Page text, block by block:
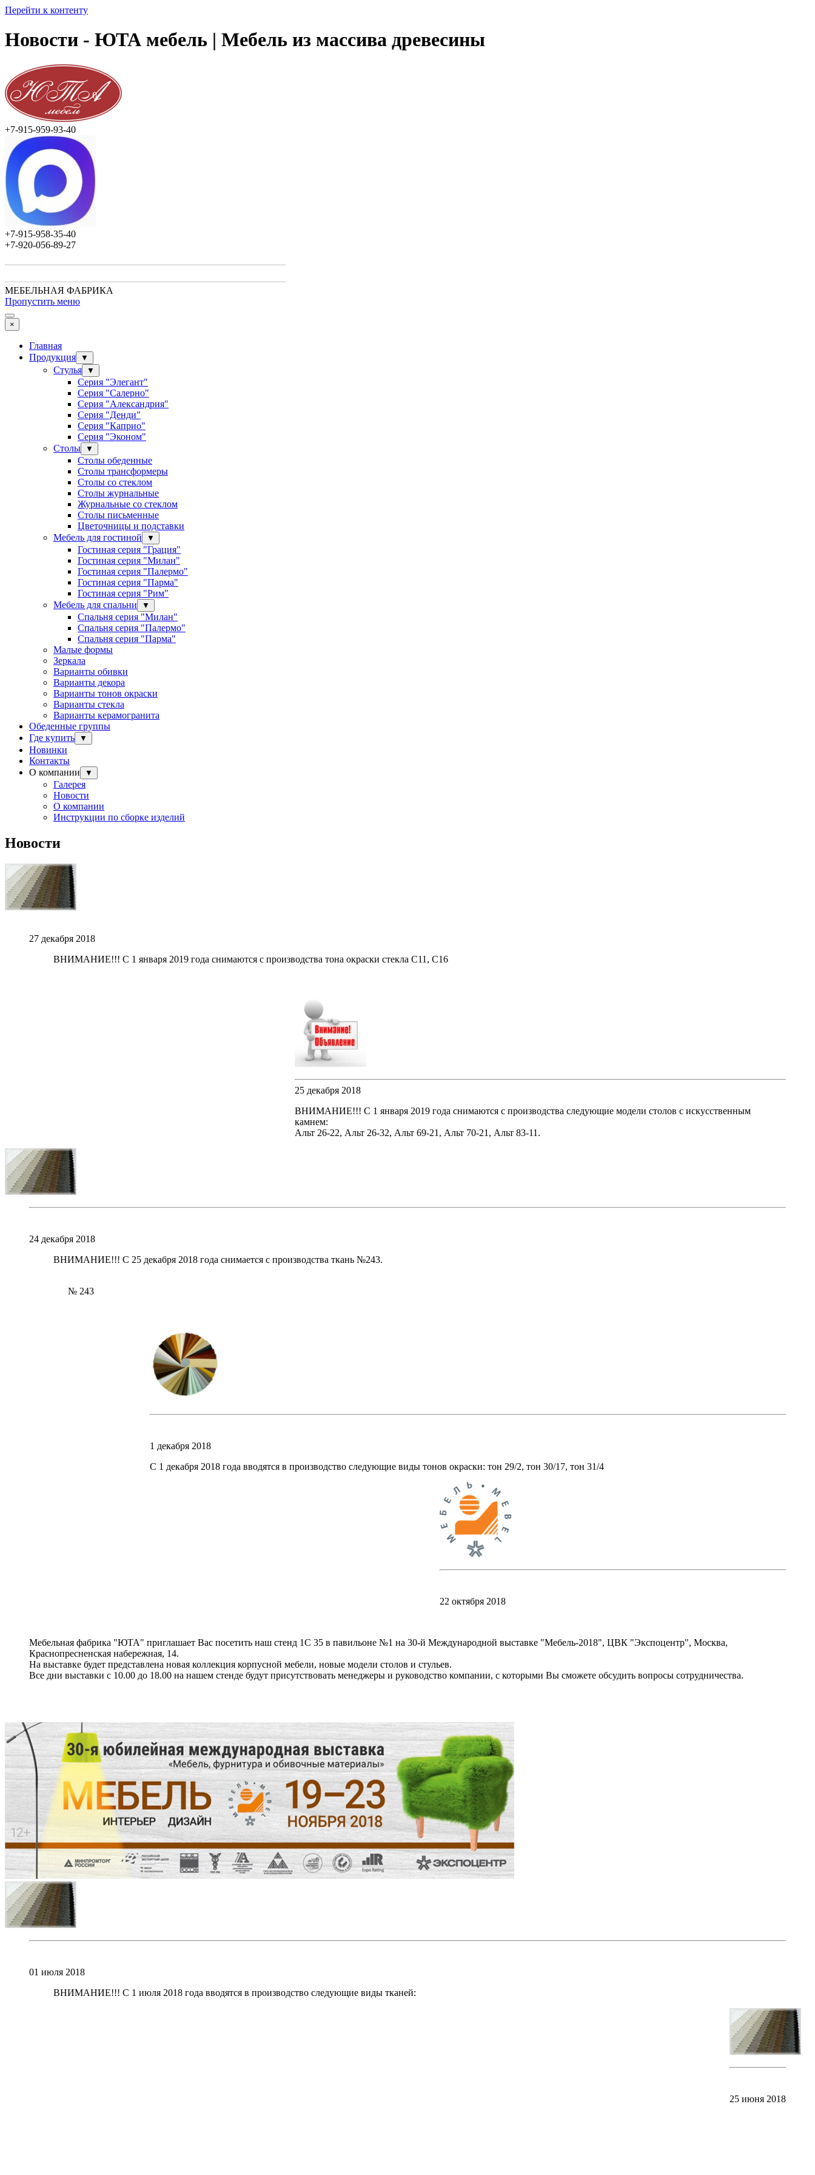
Перейти к контенту
Новости - ЮТА мебель | Мебель из массива древесины
+7-915-959-93-40
+7-915-958-35-40
+7-920-056-89-27
МЕБЕЛЬНАЯ ФАБРИКА
Пропустить меню
×
Главная
Продукция
▼
Стулья ▼
Серия "Элегант"
Серия "Салерно"
Серия "Александрия"
Серия "Денди"
Серия "Каприо"
Серия "Эконом"
Столы
▼
Столы обеденные
Столы трансформеры
Столы со стеклом
Столы журнальные
Журнальные со стеклом
Столы письменные
Цветочницы и подставки
Мебель для гостиной
▼
Гостиная серия "Грация"
Гостиная серия "Милан"
Гостиная серия "Палермо"
Гостиная серия "Парма"
Гостиная серия "Рим"
Мебель для спальни
▼
Спальня серия "Милан"
Спальня серия "Палермо"
Спальня серия "Парма"
Малые формы
Зеркала
Варианты обивки
Варианты декора
Варианты тонов окраски
Варианты стекла
Варианты керамогранита
Обеденные группы
Где купить
▼
Новинки
Контакты
О компании
▼
Галерея
Новости
О компании
Инструкции по сборке изделий
Новости
27 декабря 2018
ВНИМАНИЕ!!! С 1 января 2019 года снимаются с производства тона окраски стекла С11, С16
25 декабря 2018
ВНИМАНИЕ!!! С 1 января 2019 года снимаются с производства следующие модели столов с искусственным
камнем:
Альт 26-22, Альт 26-32, Альт 69-21, Альт 70-21, Альт 83-11.
24 декабря 2018
ВНИМАНИЕ!!! С 25 декабря 2018 года снимается с производства ткань №243.
№ 243
1 декабря 2018
С 1 декабря 2018 года вводятся в производство следующие виды тонов окраски: тон 29/2, тон 30/17, тон 31/4
22 октября 2018
Мебельная фабрика "ЮТА" приглашает Вас посетить наш стенд 1С 35 в павильоне №1 на 30-й Международной выставке "Мебель-2018", ЦВК "Экспоцентр", Москва,
Краснопресненская набережная, 14.
На выставке будет представлена новая коллекция корпусной мебели, новые модели столов и стульев.
Все дни выставки с 10.00 до 18.00 на нашем стенде будут присутствовать менеджеры и руководство компании, с которыми Вы сможете обсудить вопросы сотрудничества.
01 июля 2018
ВНИМАНИЕ!!! С 1 июля 2018 года вводятся в производство следующие виды тканей:
25 июня 2018